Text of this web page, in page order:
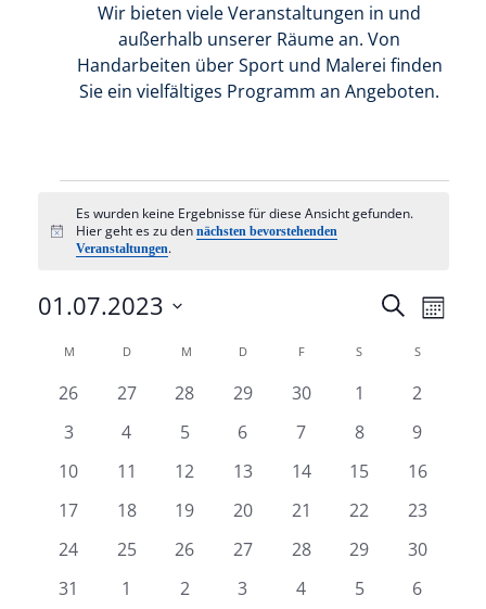
Wir bieten viele Veranstaltungen in und
außerhalb unserer Räume an. Von
Handarbeiten über Sport und Malerei finden
Sie ein vielfältiges Programm an Angeboten.
Veranstaltungen
Hinweis
Es wurden keine Ergebnisse für diese Ansicht gefunden.
Hier geht es zu den nächsten bevorstehenden
Veranstaltungen.
Such-
und
SucheMonat
01.07.2023
wählen.
Kalender
von
Veranstaltungen
M MONTAGD DIENSTAGM MITTWOCH
D DONNERSTAG
FFREITAG S SAMSTAGSSONNTAG
0
26
0
27
0
28
0
29
0
30
0
1
0
2
0
3
0
4
0
5
0
6
0
7
0
8
0
9
0
10
0
11
0
12
0
13
0
14
0
15
0
16
0
17
0
18
0
19
0
20
0
21
0
22
0
23
0
24
0
25
0
26
0
27
0
28
0
29
0
30
0
31
0
1
0
2
0
3
0
4
0
5
0
6